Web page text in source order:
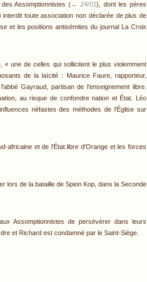
Assomptionnistes (→ 24/01), dont les pères
toute association non déclarée de plus de
et les positions antisémites du journal La Croix
« une de celles qui sollicitent le plus violemment
de la laïcité : Maurice Faure, rapporteur,
Gayraud, partisan de l'enseignement libre.
au risque de confondre nation et État. Léo
néfastes des méthodes de l'Église sur
africaine et de l'État libre d'Orange et les forces
lors de la bataille de Spion Kop, dans la Seconde
Assomptionnistes de persévérer dans leurs
et Richard est condamné par le Saint-Siège.